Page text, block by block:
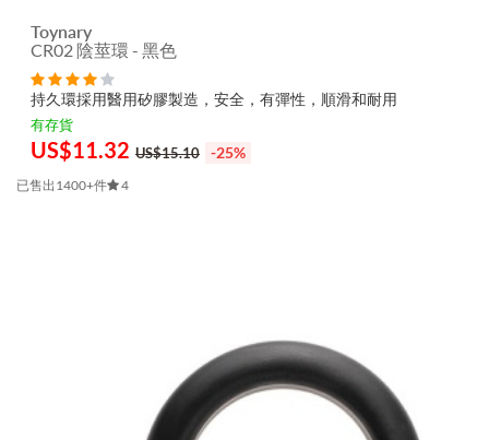
Toynary
CR02 陰莖環 - 黑色
持久環採用醫用矽膠製造，安全，有彈性，順滑和耐用
有存貨
US$11.32 US$15.10 -25%
已售出1400+件 4